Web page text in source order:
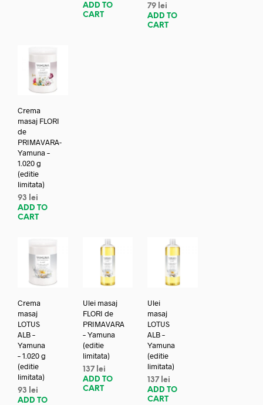
ADD TO
CART
79 lei
ADD TO
CART
Crema
masaj FLORI
de
PRIMAVARA-
Yamuna –
1.020 g
(editie
limitata)
93
lei
ADD TO
CART
Crema
masaj
LOTUS
ALB –
Yamuna
– 1.020 g
(editie
limitata)
93
lei
ADD TO
Ulei masaj
FLORI de
PRIMAVARA
– Yamuna
(editie
limitata)
137 lei
ADD TO
CART
Ulei
masaj
LOTUS
ALB –
Yamuna
(editie
limitata)
137 lei
ADD TO
CART